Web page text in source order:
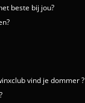
beste bij jou?
vind je dommer ?